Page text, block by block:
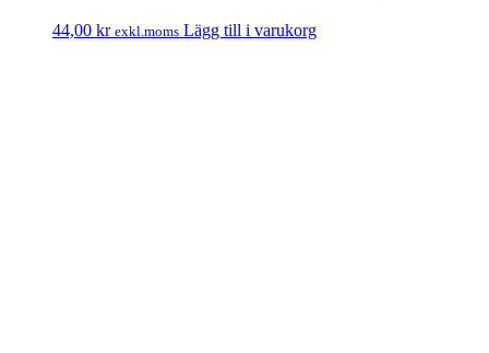
44,00 kr exkl.moms Lägg till i varukorg